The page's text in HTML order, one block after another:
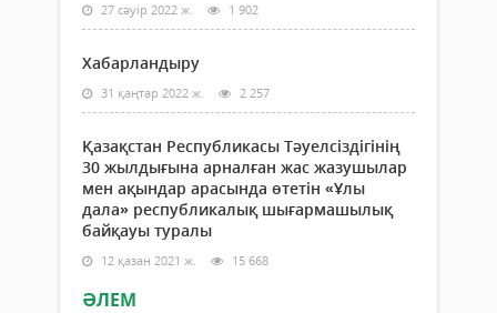
27 сәуір 2022 ж. 1 902
Хабарландыру
31 қаңтар 2022 ж. 2 257
Қазақстан Республикасы Тәуелсіздігінің
30 жылдығына арналған жас жазушылар
мен ақындар арасында өтетін «Ұлы
дала» республикалық шығармашылық
байқауы туралы
12 қазан 2021 ж. 15 668
ӘЛЕМ